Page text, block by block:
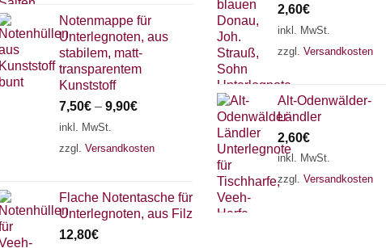
Notenmappe für
Unterlegnoten, aus
stabilem, matt-
transparentem
Kunststoff
7,50€ – 9,90€
inkl. MwSt.
zzgl. Versandkosten
Flache Notentasche für
Unterlegnoten, aus Filz
12,80€
2,60€
inkl. MwSt.
zzgl. Versandkosten
Alt-Odenwälder-
Ländler
2,60€
inkl. MwSt.
zzgl. Versandkosten